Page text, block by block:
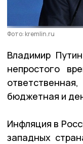
Фото: kremlin.ru
Владимир
непростого
бюджетная и
Инфляция в
западных